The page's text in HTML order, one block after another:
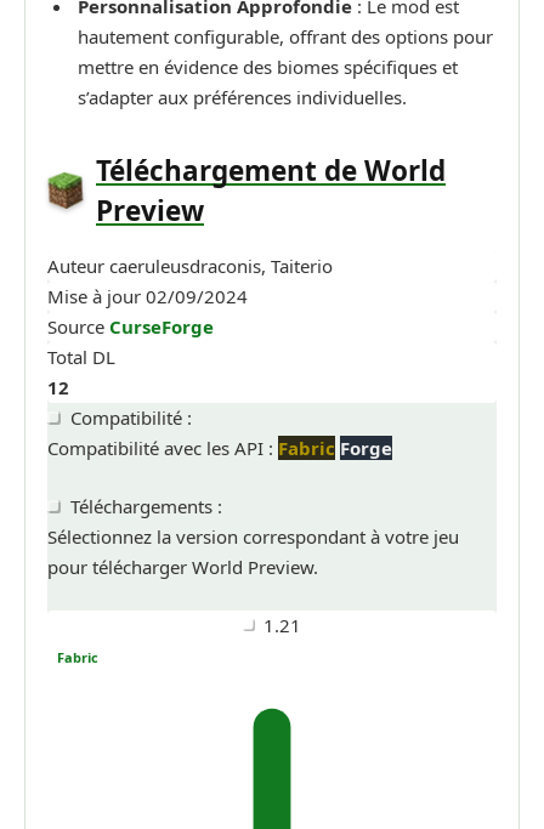
Personnalisation Approfondie : Le mod est
hautement configurable, offrant des options pour
mettre en évidence des biomes spécifiques et
s’adapter aux préférences individuelles.
Téléchargement de World
Preview
Auteur caeruleusdraconis, Taiterio
Mise à jour 02/09/2024
Source CurseForge
Total DL
12
Compatibilité :
Compatibilité avec les API : Fabric Forge
Téléchargements :
Sélectionnez la version correspondant à votre jeu
pour télécharger World Preview.
1.21
Fabric